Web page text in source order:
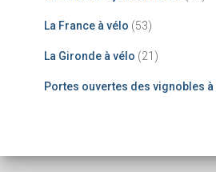
La France à vélo (53)
La Gironde à vélo (21)
Portes ouvertes des vignobles à